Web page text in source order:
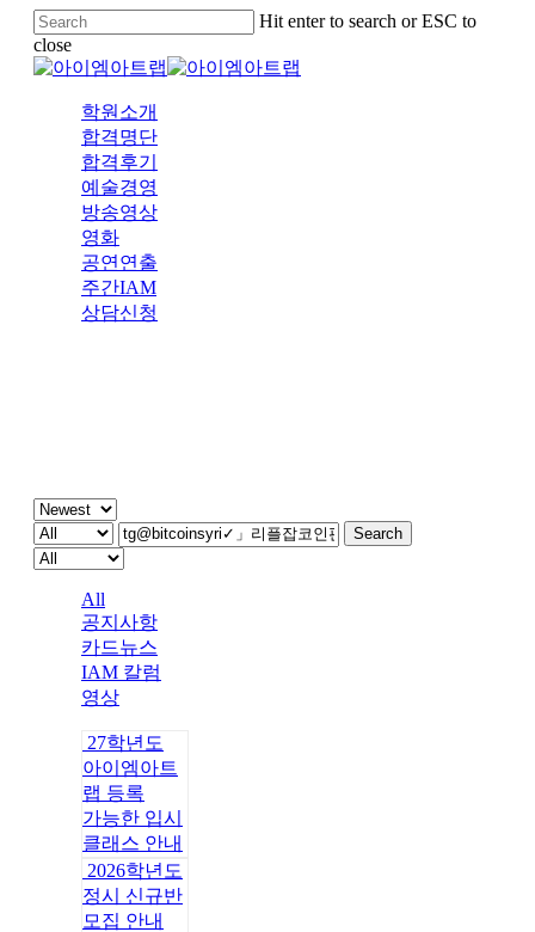
Skip
main
content
Hit enter to search or ESC to
close
Close
학원소개
합격명단
합격후기
예술경영
방송영상
영화
공연연출
주간IAM
상담신청
주간 IAM Search
All
공지사항
카드뉴스
IAM 칼럼
영상
27학년도
아이엠아트
랩 등록
가능한 입시
클래스 안내
2026학년도
정시 신규반
모집 안내